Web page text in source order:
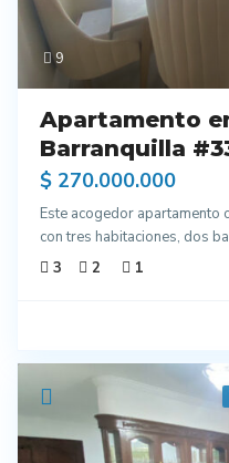
9
Apartamento
Barranquilla
$ 270.000.000
Este acogedor apartamento
con tres habitaciones, dos
3
2 1